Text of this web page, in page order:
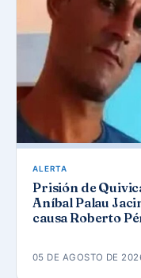
ALERTA
Prisión de
Aníbal Palau
causa Roberto
05 DE AGOSTO DE